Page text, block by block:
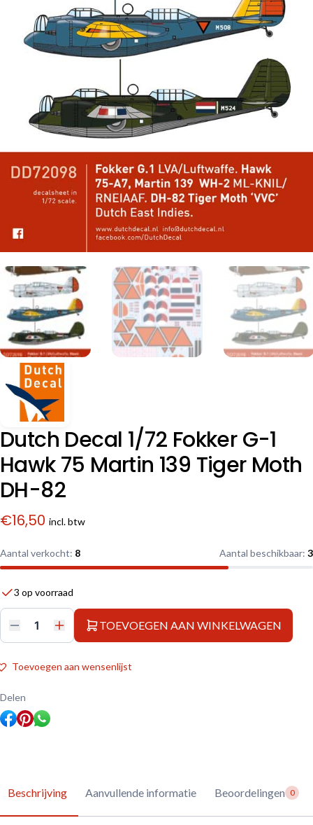
Dutch Decal 1/72 Fokker G-1
Hawk 75 Martin 139 Tiger Moth
DH-82
€16,50 incl. btw
Aantal verkocht: 8 Aantal beschikbaar: 3
3 op voorraad
Dutch
Decal
Fokker
G-
Hawk
75
Martin
139
aantal
TOEVOEGEN AAN WINKELWAGEN
Toevoegen aan wensenlijst
Delen
Beschrijving Aanvullende informatie Beoordelingen 0